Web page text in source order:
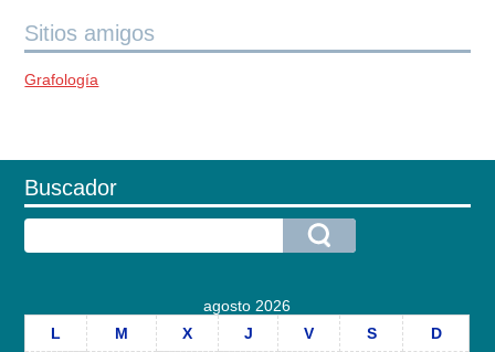
Sitios amigos
Grafología
Buscador
agosto 2026
L
M X J V S D